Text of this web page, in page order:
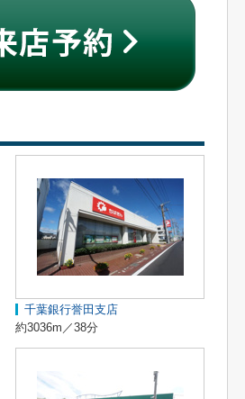
千葉銀行誉田支店
約3036m／38分